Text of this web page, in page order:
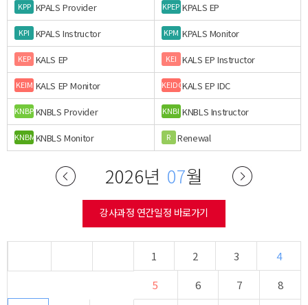
KPP KPALS Provider KPEP KPALS EP
KPI KPALS Instructor KPM KPALS Monitor
KEP KALS EP KEI KALS EP Instructor
KEIM KALS EP Monitor KEIDCKALS EP IDC
KNBPKNBLS Provider KNBI KNBLS Instructor
KNBMKNBLS Monitor R Renewal
2026년 07월
강사과정 연간일정 바로가기
1 2 3
4
5
6 7
8